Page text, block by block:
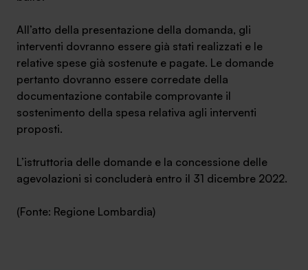
All’atto della presentazione della domanda, gli
interventi dovranno essere già stati realizzati e le
relative spese già sostenute e pagate. Le domande
pertanto dovranno essere corredate della
documentazione contabile comprovante il
sostenimento della spesa relativa agli interventi
proposti.
L’istruttoria delle domande e la concessione delle
agevolazioni si concluderà entro il 31 dicembre 2022.
(Fonte: Regione Lombardia)